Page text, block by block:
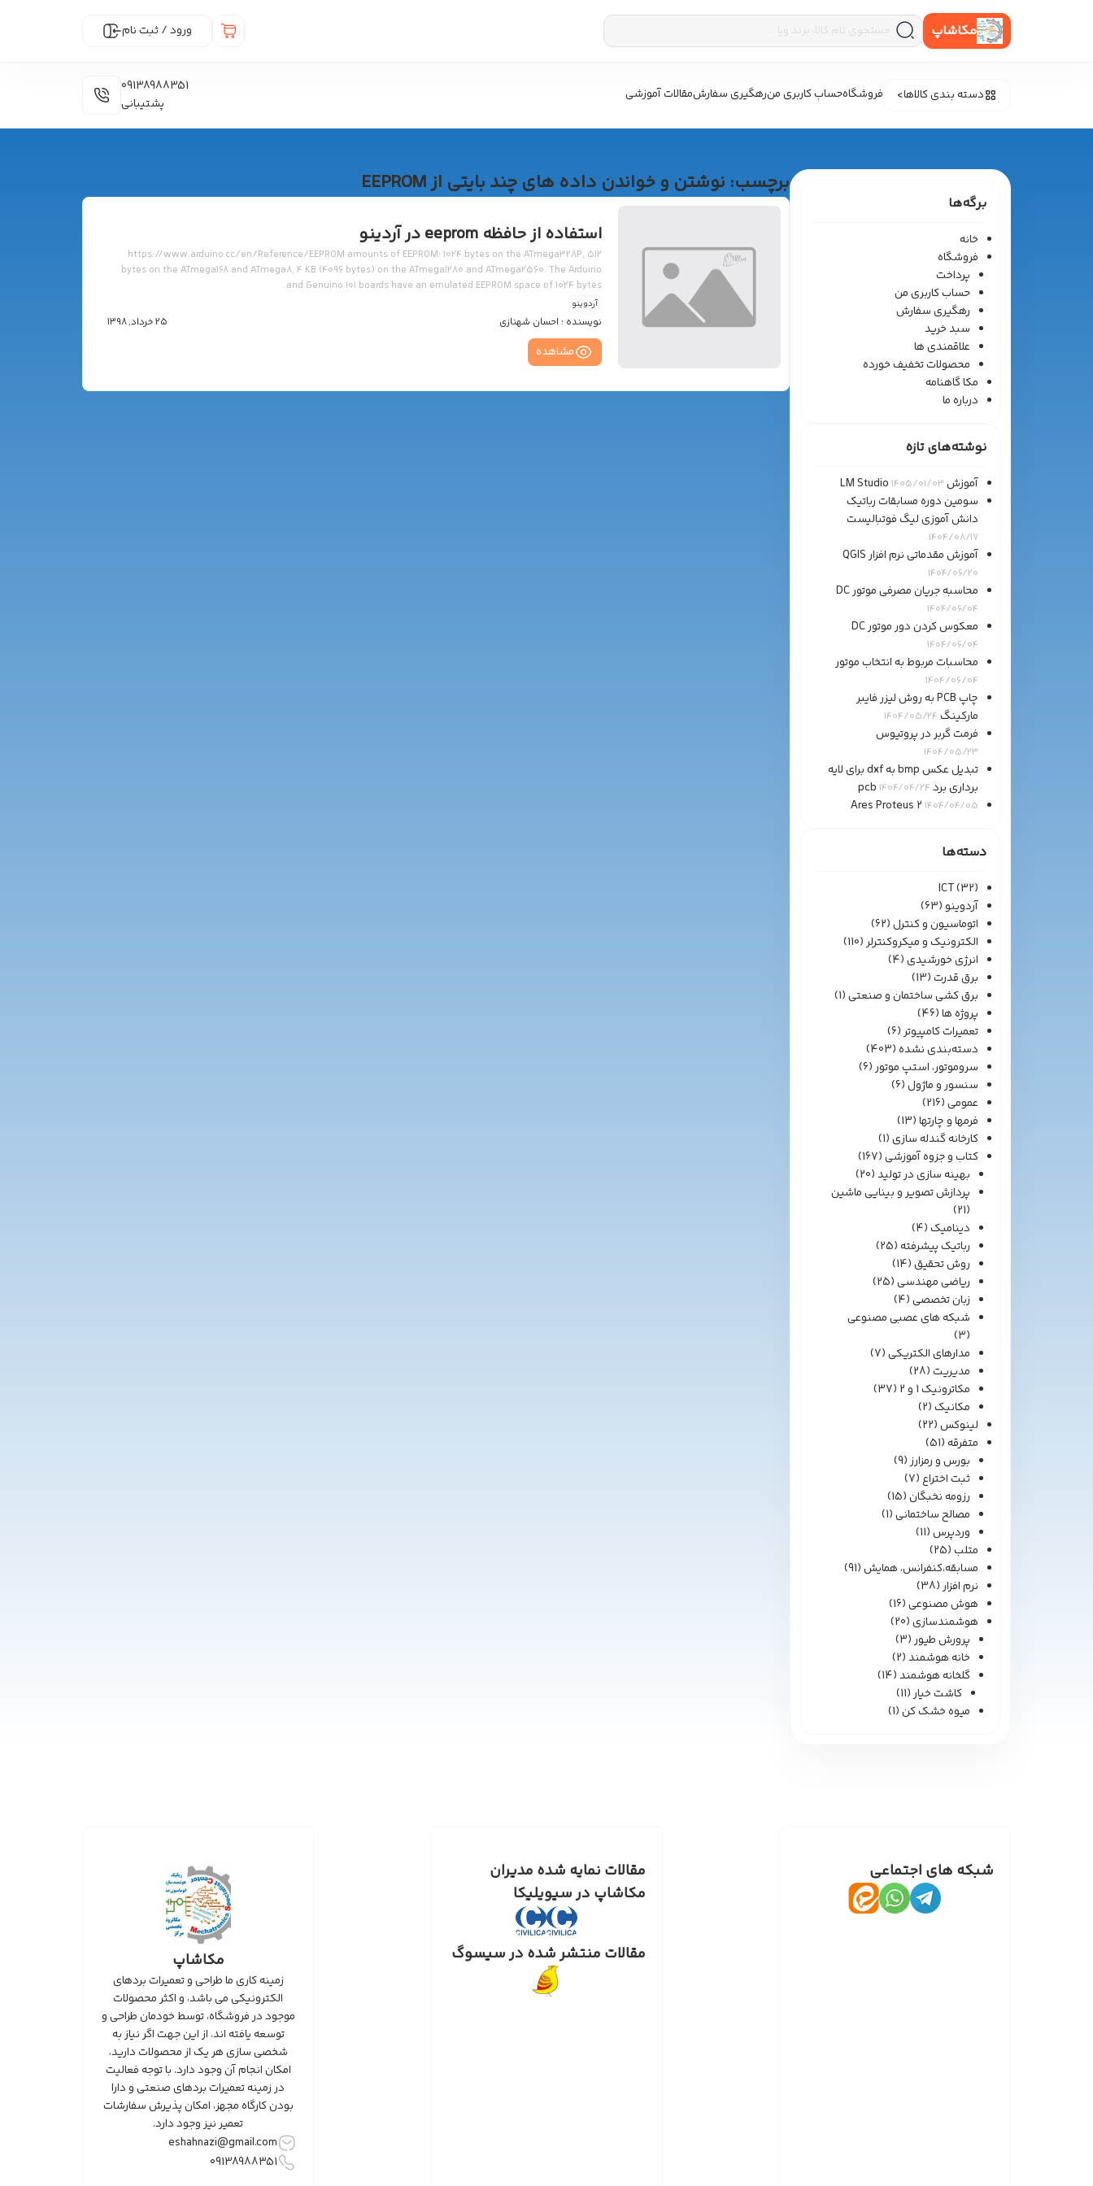
مکاشاپ ورود / ثبت نام
دسته بندی کالاها فروشگاهحساب کاربری منرهگیری سفارشمقالات آموزشی
09138988351
پشتیبانی
برگه‌ها
خانه
فروشگاه
پرداخت
حساب کاربری من
رهگیری سفارش
سبد خرید
علاقمندی ها
محصولات تخفیف خورده
مکا گاهنامه
درباره ما
نوشته‌های تازه
آموزش LM Studio 1405/01/03
سومین دوره مسابقات رباتیک
دانش آموزی لیگ فوتبالیست
1404/08/17
آموزش مقدماتی نرم افزار QGIS
1404/06/20
محاسبه جریان مصرفی موتور DC
1404/06/04
معکوس کردن دور موتور DC
1404/06/04
محاسبات مربوط به انتخاب موتور
1404/06/04
چاپ PCB به روش لیزر فایبر
مارکینگ 1404/05/24
فرمت گربر در پروتیوس
1404/05/23
تبدیل عکس bmp به dxf برای لایه
برداری برد pcb 1404/04/24
Ares Proteus 2 1404/04/05
دسته‌ها
ICT(32)
آردوینو(63)
اتوماسیون و کنترل(62)
الکترونیک و میکروکنترلر(110)
انرژی خورشیدی(4)
برق قدرت(13)
برق کشی ساختمان و صنعتی(1)
پروژه ها(46)
تعمیرات کامپیوتر(6)
دسته‌بندی نشده(403)
سروموتور، استپ موتور(6)
سنسور و ماژول(6)
عمومی(216)
فرمها و چارتها(13)
کارخانه گندله سازی(1)
کتاب و جزوه آموزشی(167)
بهینه سازی در تولید(20)
پردازش تصویر و بینایی ماشین
(21)
دینامیک(4)
رباتیک پیشرفته(25)
روش تحقیق(14)
ریاضی مهندسی(25)
زبان تخصصی(4)
شبکه های عصبی مصنوعی
(3)
مدارهای الکتریکی(7)
مدیریت(28)
مکاترونیک 1 و 2
(37)
مکانیک(2)
لینوکس(22)
متفرقه(51)
بورس و رمزارز(9)
ثبت اختراع(7)
رزومه نخبگان(15)
مصالح ساختمانی(1)
وردپرس(11)
متلب(25)
مسابقه،کنفرانس، همایش(91)
نرم افزار(38)
هوش مصنوعی(16)
هوشمندسازی(20)
پرورش طیور(3)
خانه هوشمند(2)
گلخانه هوشمند(14)
کاشت خیار(11)
میوه خشک کن(1)
برچسب: نوشتن و خواندن داده های چند بایتی از EEPROM
استفاده از حافظه eeprom در آردینو
https://www.arduino.cc/en/Reference/EEPROM amounts of EEPROM: 1024 bytes on the ATmega328P, 512
bytes on the ATmega168 and ATmega8, 4 KB (4096 bytes) on the ATmega1280 and ATmega2560. The Arduino
and Genuino 101 boards have an emulated EEPROM space of 1024 bytes.
آردوینو
نویسنده : احسان شهنازی 25 خرداد, 1398
مشاهده
شبکه های اجتماعی
مقالات نمایه شده مدیران
مکاشاپ در سیویلیکا
مقالات منتشر شده در سیسوگ مکاشاپ
زمینه کاری ما طراحی و تعمیرات بردهای
الکترونیکی می باشد، و اکثر محصولات
موجود در فروشگاه، توسط خودمان طراحی و
توسعه یافته اند. از این جهت اگر نیاز به
شخصی سازی هر یک از محصولات دارید،
امکان انجام آن وجود دارد. با توجه فعالیت
در زمینه تعمیرات بردهای صنعتی و دارا
بودن کارگاه مجهز، امکان پذیرش سفارشات
تعمیر نیز وجود دارد.
eshahnazi@gmail.com
09138988351